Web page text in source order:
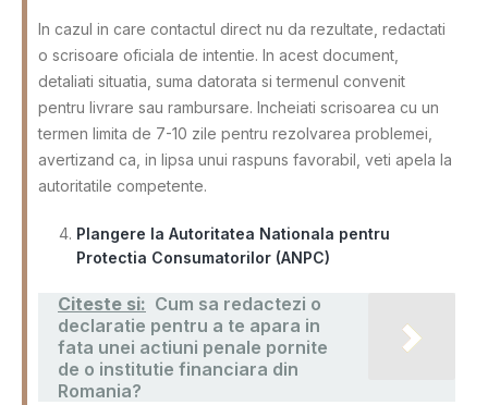
In cazul in care contactul direct nu da rezultate, redactati
o scrisoare oficiala de intentie. In acest document,
detaliati situatia, suma datorata si termenul convenit
pentru livrare sau rambursare. Incheiati scrisoarea cu un
termen limita de 7-10 zile pentru rezolvarea problemei,
avertizand ca, in lipsa unui raspuns favorabil, veti apela la
autoritatile competente.
Plangere la Autoritatea Nationala pentru
Protectia Consumatorilor (ANPC)
Citeste si: Cum sa redactezi o
declaratie pentru a te apara in
fata unei actiuni penale pornite
de o institutie financiara din
Romania?